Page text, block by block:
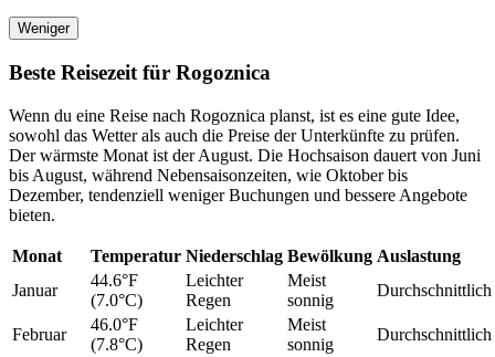
Weniger
Beste Reisezeit für Rogoznica
Wenn du eine Reise nach Rogoznica planst, ist es eine gute Idee,
sowohl das Wetter als auch die Preise der Unterkünfte zu prüfen.
Der wärmste Monat ist der August. Die Hochsaison dauert von Juni
bis August, während Nebensaisonzeiten, wie Oktober bis
Dezember, tendenziell weniger Buchungen und bessere Angebote
bieten.
Monat Temperatur Niederschlag Bewölkung Auslastung
Januar
44.6°F
(7.0°C)
Leichter
Regen
Meist
sonnig
Durchschnittlich
Februar
46.0°F
(7.8°C)
Leichter
Regen
Meist
sonnig
Durchschnittlich